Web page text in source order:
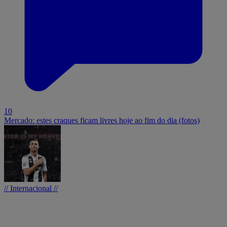
10
Mercado: estes craques ficam livres hoje ao fim do dia (fotos)
// Internacional //